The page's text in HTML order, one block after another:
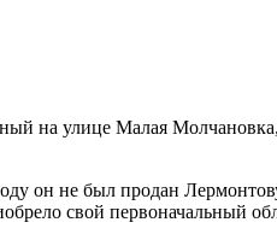
на улице Малая
он не был продан
свой первоначальный